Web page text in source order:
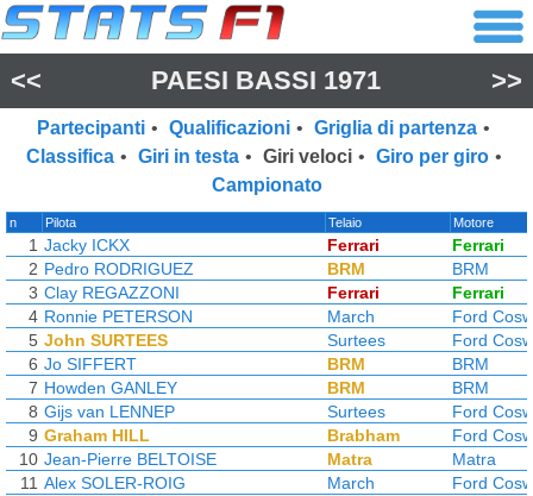
<< PAESI BASSI 1971 >>
Partecipanti • Qualificazioni • Griglia di partenza •
Classifica • Giri in testa • Giri veloci • Giro per giro •
Campionato
n Pilota Telaio Motore
1 Jacky ICKX Ferrari
Ferrari
2 Pedro RODRIGUEZ BRM
BRM
3 Clay REGAZZONI Ferrari
Ferrari
4 Ronnie PETERSON March
Ford
5 John SURTEES Surtees
Ford
6 Jo SIFFERT BRM
BRM
7 Howden GANLEY BRM
BRM
8 Gijs van LENNEP Surtees
Ford
9 Graham HILL Brabham
Ford
10 Jean-Pierre BELTOISE Matra
Matra
11 Alex SOLER-ROIG March
Ford